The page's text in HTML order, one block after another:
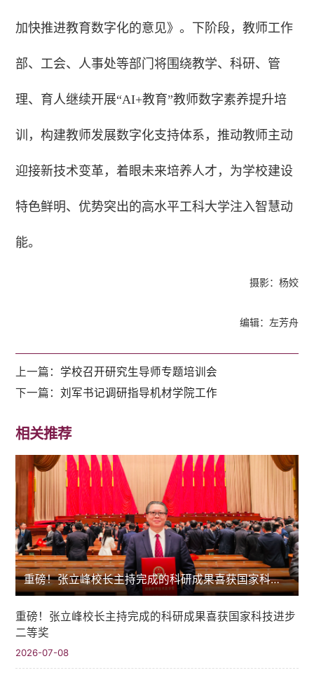
加快推进教育数字化的意见》。下阶段，教师工作
部、工会、人事处等部门将围绕教学、科研、管
理、育人继续开展“AI+教育”教师数字素养提升培
训，构建教师发展数字化支持体系，推动教师主动
迎接新技术变革，着眼未来培养人才，为学校建设
特色鲜明、优势突出的高水平工科大学注入智慧动
能。
摄影：杨姣
编辑：左芳舟
上一篇： 学校召开研究生导师专题培训会
下一篇：刘军书记调研指导机材学院工作
相关推荐
重磅！张立峰校长主持完成的科研成果喜获国家科技进步二等奖
重磅！张立峰校长主持完成的科研成果喜获国家科技进步
二等奖
2026-07-08